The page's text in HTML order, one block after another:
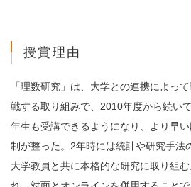
授賞理由
「理数研究」は、大学との連携によっ
戦する取り組みで、2010年度から続い
年生も受講できるようになり、より早
制が整った。2年時には統計や研究手法
大学教員と共に本格的な研究に取り組